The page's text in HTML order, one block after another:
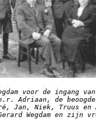
voor de ingang
Adriaan, de
Jan, Niek, Truus en
Wegdam en zijn